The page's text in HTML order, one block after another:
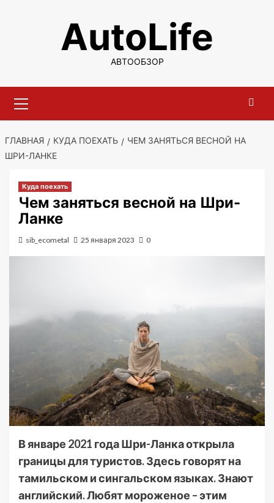
содержимомуAutoLife
АВТООБЗОР
меню
ГЛАВНАЯ КУДА ПОЕХАТЬ
ЧЕМ ЗАНЯТЬСЯ ВЕСНОЙ НА
ШРИ-ЛАНКЕ
Куда поехать
Чем заняться весной на Шри-
Ланке
sib_ecometal 25 января 2023 0
В январе 2021 года Шри-Ланка открыла
границы для туристов. Здесь говорят на
тамильском и сингальском языках. Знают
английский. Любят мороженое – этим